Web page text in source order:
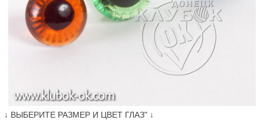
↓ ВЫБЕРИТЕ РАЗМЕР И ЦВЕТ ГЛАЗ" ↓